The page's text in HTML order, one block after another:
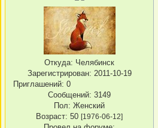
Откуда: Челябинск
Зарегистрирован: 2011-10-19
Приглашений: 0
Сообщений: 3149
Пол: Женский
Возраст: 50 [1976-06-12]